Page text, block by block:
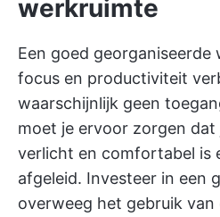
werkruimte
Een goed georganiseerde
focus en productiviteit
waarschijnlijk geen
moet je ervoor zorgen
verlicht en comfortabel is
afgeleid. Investeer in een
overweeg het gebruik van